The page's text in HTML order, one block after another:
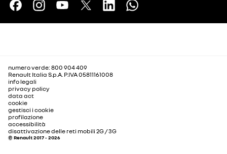
numero verde: 800 904 409
Renault Italia S.p.A. P.IVA 05811161008
info legali
privacy policy
data act
cookie
gestisci i cookie
profilazione
accessibilità
disattivazione delle reti mobili 2G / 3G
© Renault 2017 - 2026